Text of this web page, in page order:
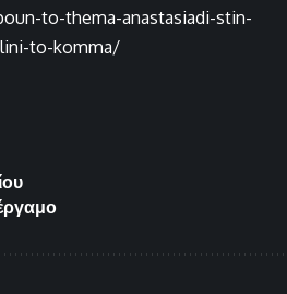
to-thema-anastasiadi-stin-
to-komma/